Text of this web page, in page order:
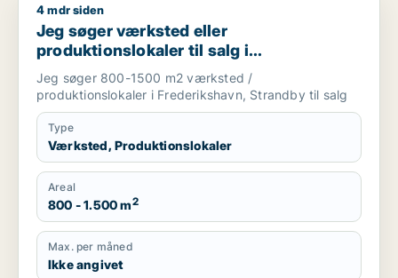
Jeg søger værksted eller produktionslokaler til salg i
4 mdr siden
Jeg søger værksted eller
produktionslokaler til salg i
Frederikshavn eller Strandby
Jeg søger 800-1500 m2 værksted /
produktionslokaler i Frederikshavn, Strandby til salg
Type
Værksted, Produktionslokaler
Areal
800 - 1.500 m2
Max. per måned
Ikke angivet